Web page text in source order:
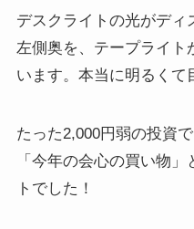
デスクライトの光がディ
左側奥を、テープライト
います。本当に明るくて
たった2,000円弱の投資
「今年の会心の買い物
トでした！